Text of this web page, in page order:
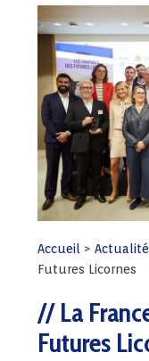
Accueil >
Futures Licornes
La
Futures